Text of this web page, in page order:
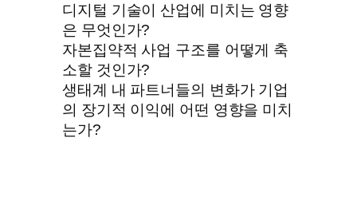
디지털 기술이 산업에 미치는 영향
은 무엇인가?
자본집약적 사업 구조를 어떻게 축
소할 것인가?
생태계 내 파트너들의 변화가 기업
의 장기적 이익에 어떤 영향을 미치
는가?